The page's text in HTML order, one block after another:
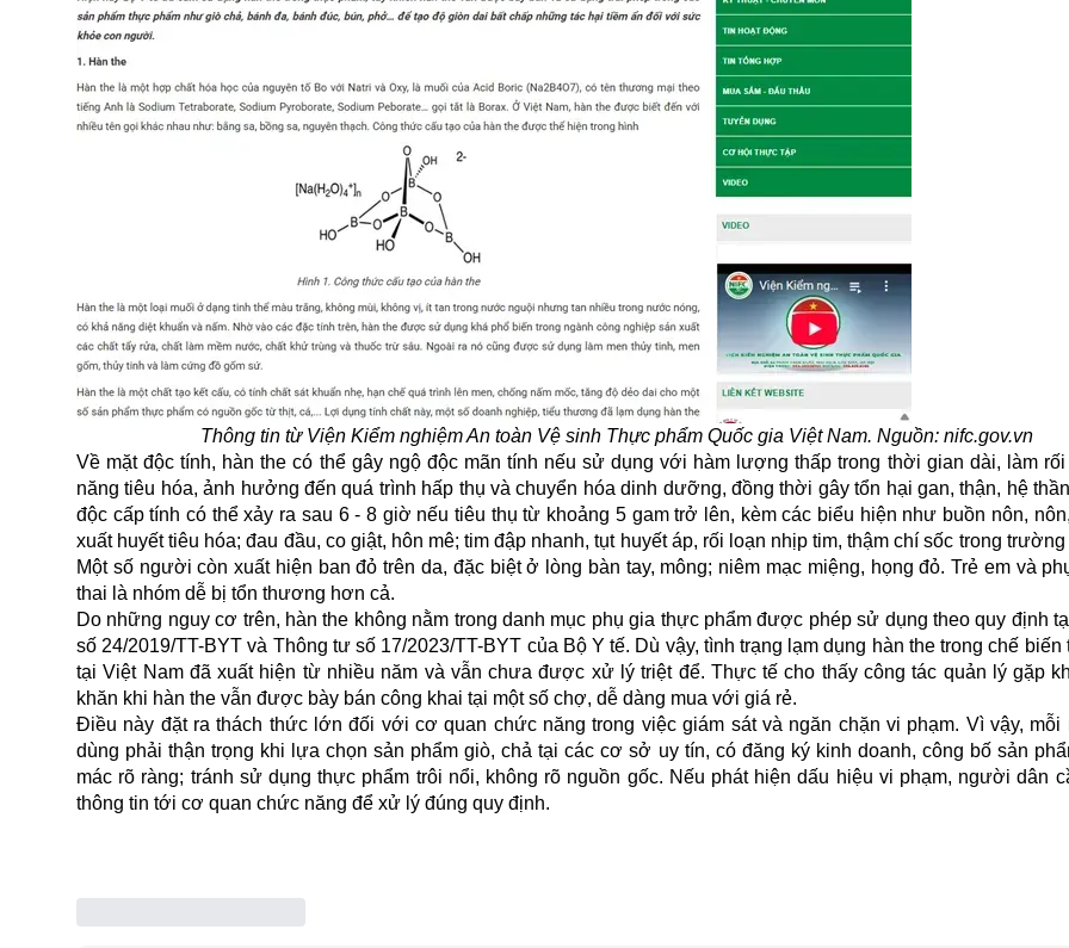
Thông tin từ Viện Kiểm nghiệm An toàn Vệ sinh Thực phẩm Quốc gia Việt Nam. Nguồn: nifc.gov.vn
Về mặt độc tính, hàn the có thể gây ngộ độc mãn tính nếu sử dụng với hàm lượng thấp trong thời gian dài, làm
năng tiêu hóa, ảnh hưởng đến quá trình hấp thụ và chuyển hóa dinh dưỡng, đồng thời gây tổn hại gan, thận, hệ
độc cấp tính có thể xảy ra sau 6 - 8 giờ nếu tiêu thụ từ khoảng 5 gam trở lên, kèm các biểu hiện như buồn nôn,
xuất huyết tiêu hóa; đau đầu, co giật, hôn mê; tim đập nhanh, tụt huyết áp, rối loạn nhịp tim, thậm chí sốc trong
Một số người còn xuất hiện ban đỏ trên da, đặc biệt ở lòng bàn tay, mông; niêm mạc miệng, họng đỏ. Trẻ em và
thai là nhóm dễ bị tổn thương hơn cả.
Do những nguy cơ trên, hàn the không nằm trong danh mục phụ gia thực phẩm được phép sử dụng theo quy định
số 24/2019/TT-BYT và Thông tư số 17/2023/TT-BYT của Bộ Y tế. Dù vậy, tình trạng lạm dụng hàn the trong chế biến
tại Việt Nam đã xuất hiện từ nhiều năm và vẫn chưa được xử lý triệt để. Thực tế cho thấy công tác quản lý gặp
khăn khi hàn the vẫn được bày bán công khai tại một số chợ, dễ dàng mua với giá rẻ.
Điều này đặt ra thách thức lớn đối với cơ quan chức năng trong việc giám sát và ngăn chặn vi phạm. Vì vậy, mỗi
dùng phải thận trọng khi lựa chọn sản phẩm giò, chả tại các cơ sở uy tín, có đăng ký kinh doanh, công bố sản
mác rõ ràng; tránh sử dụng thực phẩm trôi nổi, không rõ nguồn gốc. Nếu phát hiện dấu hiệu vi phạm, người dân
thông tin tới cơ quan chức năng để xử lý đúng quy định.